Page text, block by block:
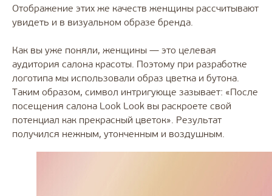
Отображение этих же качеств женщины рассчитывают
увидеть и в визуальном образе бренда.
Как вы уже поняли, женщины — это целевая
аудитория салона красоты. Поэтому при разработке
логотипа мы использовали образ цветка и бутона.
Таким образом, символ интригующе зазывает: «После
посещения салона Look Look вы раскроете свой
потенциал как прекрасный цветок». Результат
получился нежным, утонченным и воздушным.